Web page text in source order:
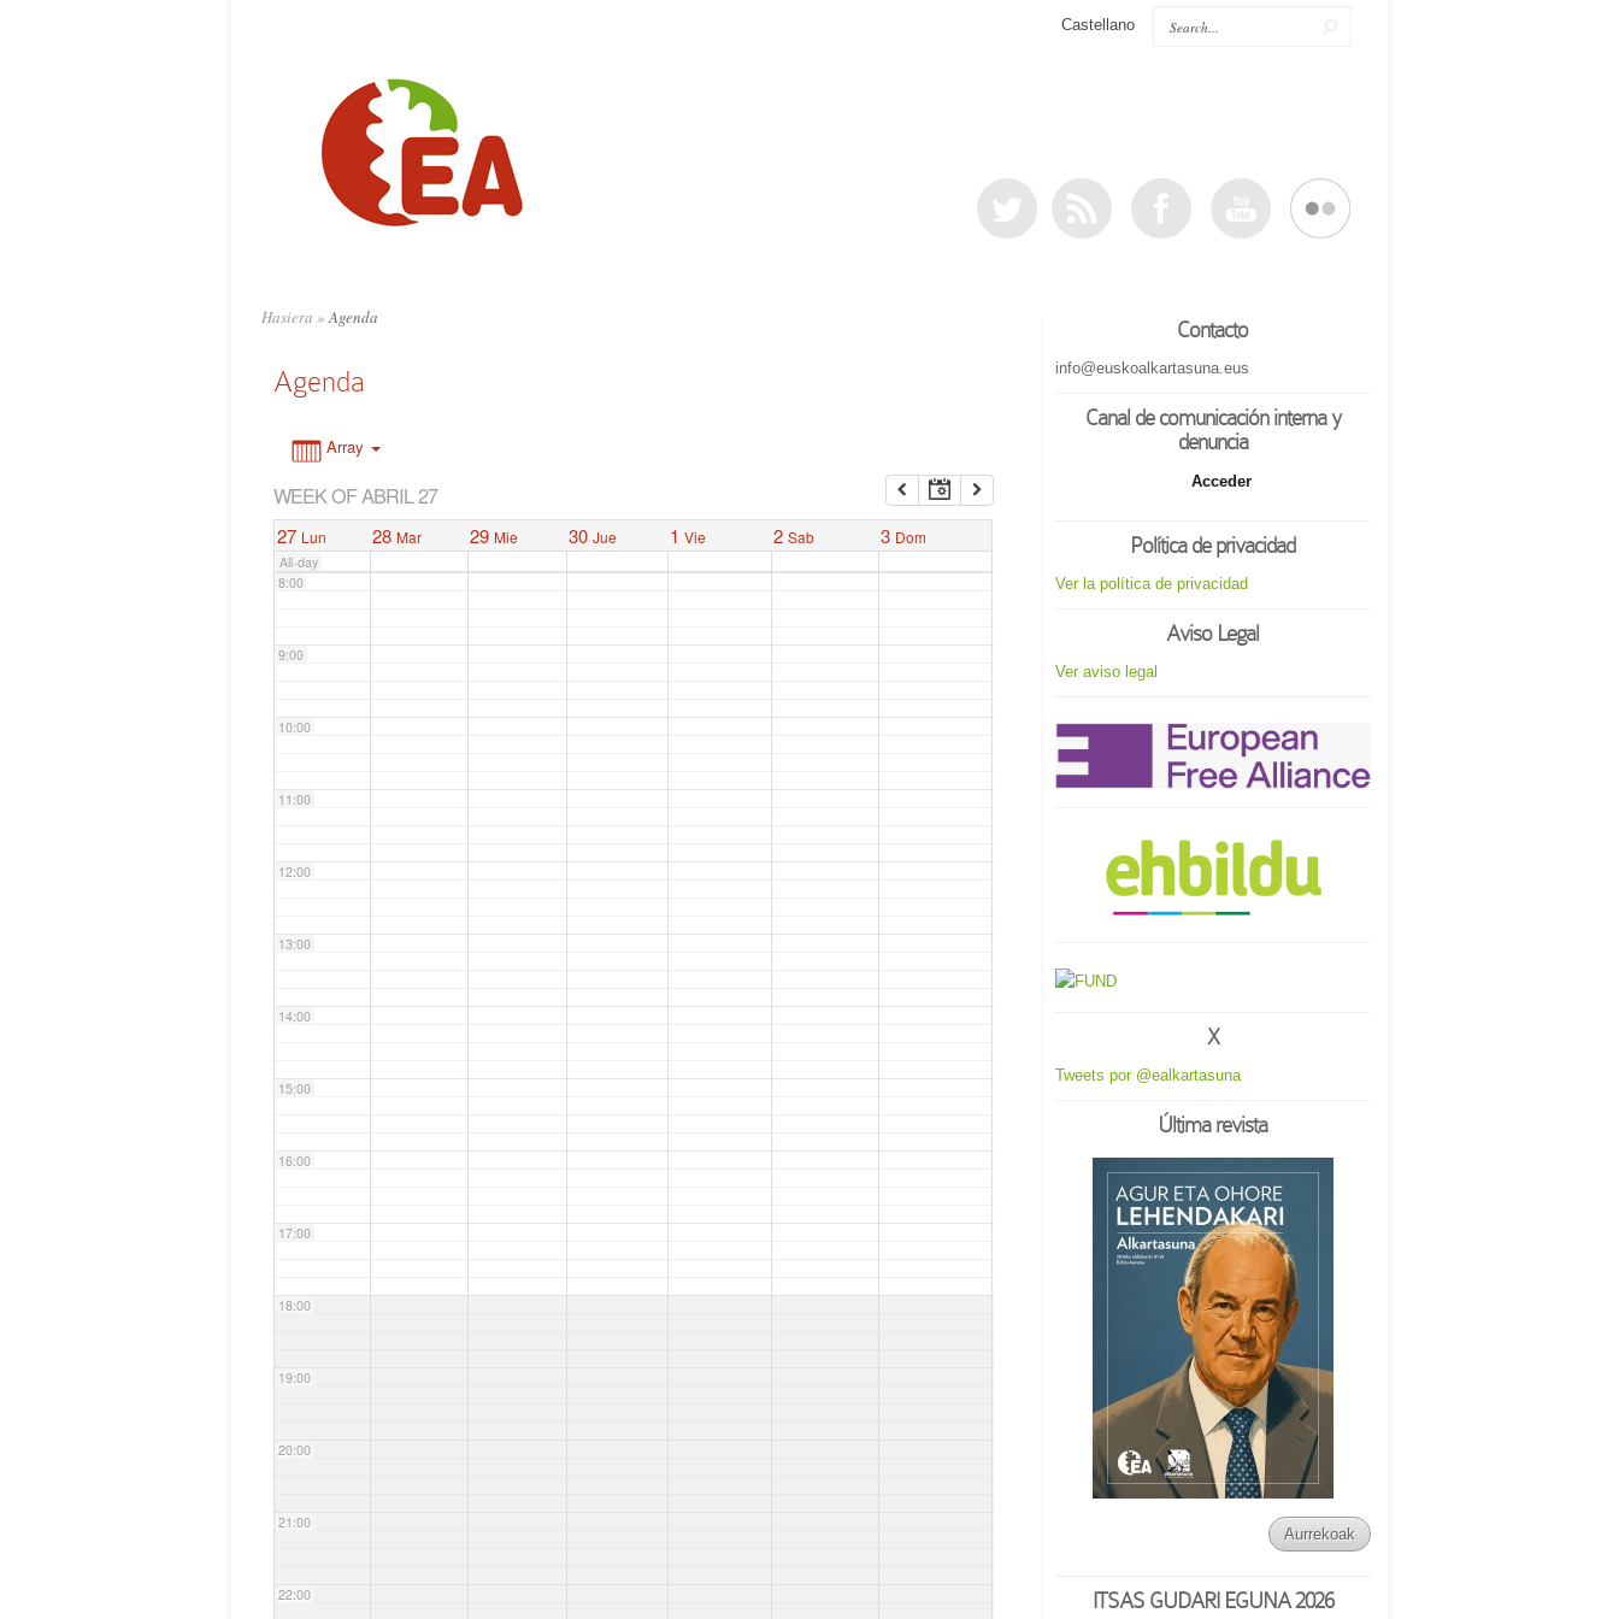
Castellano
Hasiera »Agenda
Agenda
Array
WEEK OF ABRIL 27
27 Lun 28 Mar 29 Mie 30 Jue 1 Vie 2 Sab 3 Dom
All-day
6:00
8:00
9:00
10:00
11:00
12:00
13:00
14:00
15:00
16:00
17:00
18:00
19:00
20:00
21:00
22:00
Contacto
info@euskoalkartasuna.eus
Canal de comunicación interna y
denuncia
Acceder
Política de privacidad
Ver la política de privacidad
Aviso Legal
Ver aviso legal
X
Tweets por @ealkartasuna
Última revista
Aurrekoak
ITSAS GUDARI EGUNA 2026